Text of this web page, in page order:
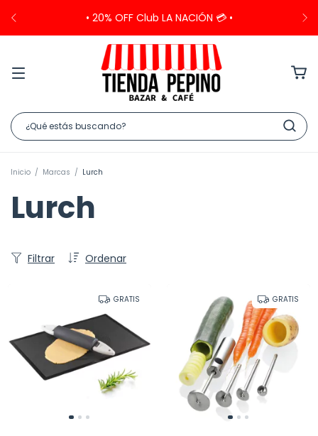
• 20% OFF Club LA NACIÓN 💳 •
Inicio / Marcas / Lurch
Lurch
Ordenar
Filtrar
GRATIS GRATIS